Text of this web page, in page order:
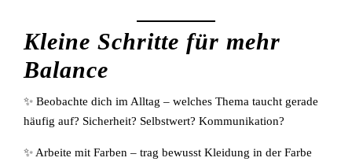
Kleine Schritte für mehr
Balance
✨ Beobachte dich im Alltag – welches Thema taucht gerade
häufig auf? Sicherheit? Selbstwert? Kommunikation?
✨ Arbeite mit Farben – trag bewusst Kleidung in der Farbe